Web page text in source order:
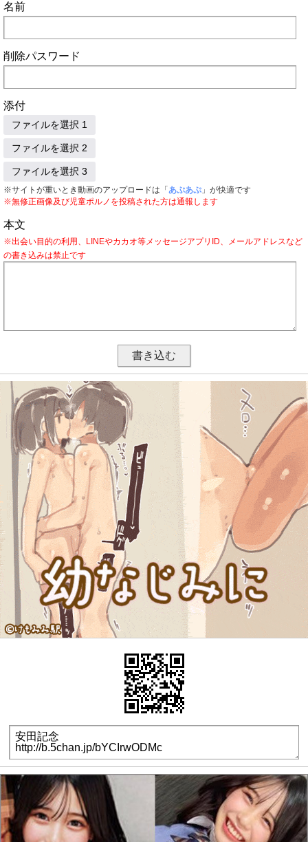
名前
削除パスワード
添付
ファイルを選択 1
ファイルを選択 2
ファイルを選択 3
※サイトが重いとき動画のアップロードは「 あぷあぷ 」が快適です
※無修正画像及び児童ポルノを投稿された方は通報します
本文
※出会い目的の利用、LINEやカカオ等メッセージアプリID、メールアドレスなど
の書き込みは禁止です